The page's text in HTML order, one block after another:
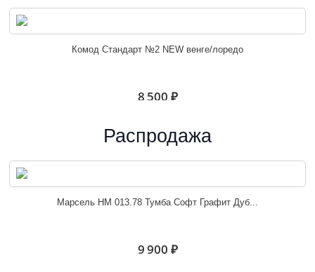
Комод Стандарт №2 NEW венге/лоредо
8 500 ₽
Распродажа
Марсель НМ 013.78 Тумба Софт Графит Дуб...
9 900 ₽